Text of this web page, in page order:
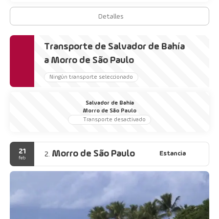
Detalles
Transporte de Salvador de Bahía
a Morro de São Paulo
Ningún transporte seleccionado
Salvador de Bahía
Morro de São Paulo
Transporte desactivado
21
feb 2. Morro de São Paulo Estancia